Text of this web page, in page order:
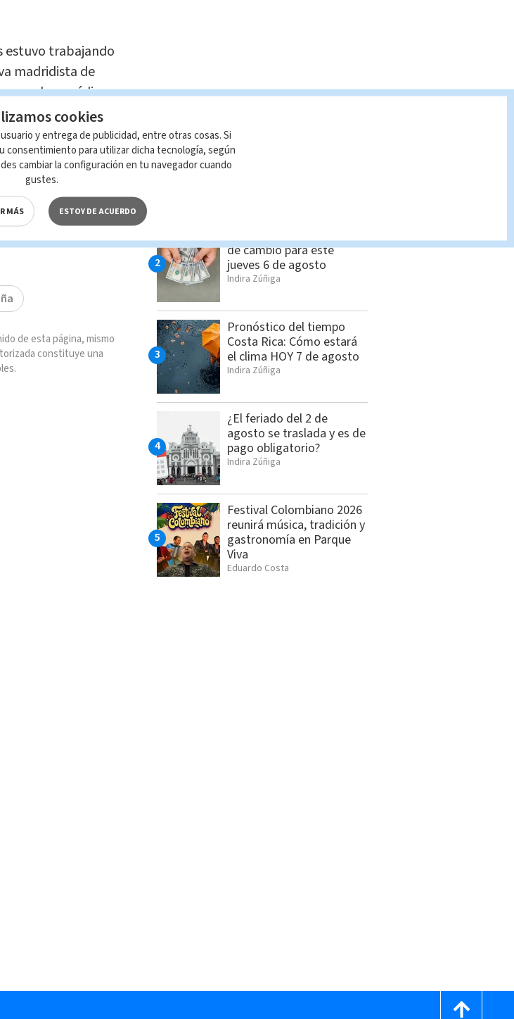
estuvo trabajando
madridista de
pruebas médicas.
no estará este
liguera,
pueda jugar
Europa, dependerá
de esta página, mismo
constituye una
Cuáles son los días
feriados de agosto 2026
Indira Zúñiga
Dólar en Costa Rica: Tipo
de cambio para este
jueves 6 de agosto
Indira Zúñiga
Pronóstico del tiempo
Costa Rica: Cómo estará
el clima HOY 7 de agosto
Indira Zúñiga
¿El feriado del 2 de
agosto se traslada y es de
pago obligatorio?
Indira Zúñiga
Festival Colombiano 2026
reunirá música, tradición y
gastronomía en Parque
Viva
Eduardo Costa
cookies
y entrega de publicidad, entre otras cosas. Si
consentimiento para utilizar dicha tecnología, según
cambiar la configuración en tu navegador cuando
gustes.
MÁS ESTOY DE ACUERDO